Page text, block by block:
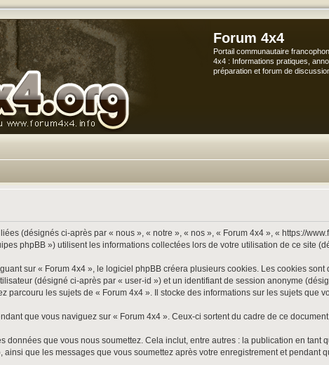
Forum 4x4
Portail communautaire
4x4 : Informations pratiques,
préparation et forum de
(désignés ci-après par « nous », « notre », « nos », « Forum 4x4 », « https://
phpBB ») utilisent les informations collectées lors de votre utilisation de ce site
sur « Forum 4x4 », le logiciel phpBB créera plusieurs cookies. Les cookies
(désigné ci-après par « user-id ») et un identifiant de session anonyme
les sujets de « Forum 4x4 ». Il stocke des informations sur les sujets que
que vous naviguez sur « Forum 4x4 ». Ceux-ci sortent du cadre de ce
que vous nous soumettez. Cela inclut, entre autres : la publication en tant
que les messages que vous soumettez après votre enregistrement et pendant